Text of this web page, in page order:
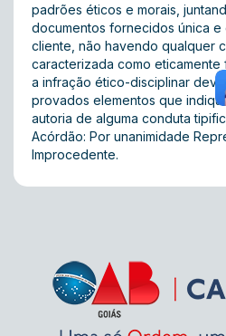
padrões éticos e morais,
documentos fornecidos única e
cliente, não havendo qualquer
caracterizada como eticamente
a infração ético-disciplinar
provados elementos que
autoria de alguma conduta
Acórdão: Por unanimidade
Improcedente.